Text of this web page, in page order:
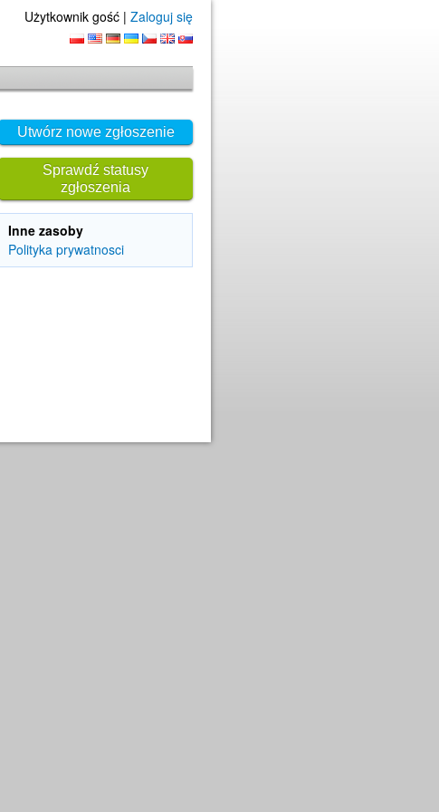
Użytkownik gość | Zaloguj się
Utwórz nowe zgłoszenie
Sprawdź statusy
zgłoszenia
Inne zasoby
Polityka prywatnosci